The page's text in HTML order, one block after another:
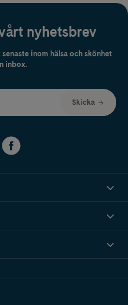
nyhetsbrev
inom hälsa och skönhet
inbox.
Skicka